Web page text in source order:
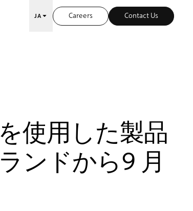
JA Careers Contact Us
使用した製品
ンドから9 月